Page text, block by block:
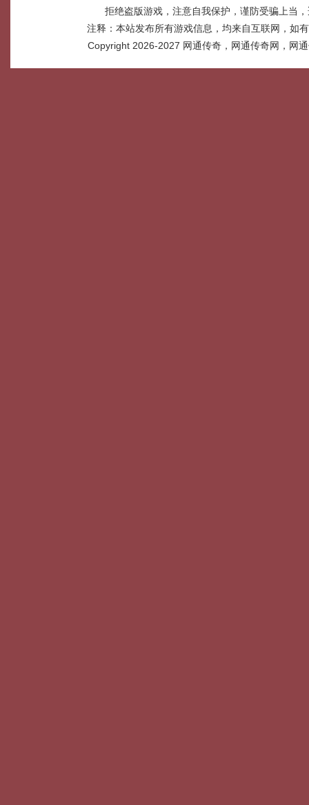
拒绝盗版游戏，注意自我保护，谨防受骗上当
注释：本站发布所有游戏信息，均来自互联网，如
Copyright 2026-2027 网通传奇，网通传奇网，网